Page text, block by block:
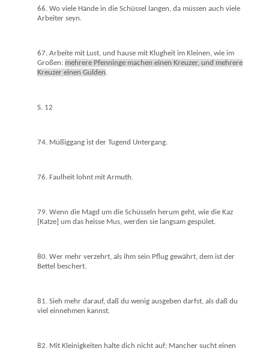
66. Wo viele Hände in die Schüssel langen, da müssen auch viele
Arbeiter seyn.
67. Arbeite mit Lust, und hause mit Klugheit im Kleinen, wie im
Großen: mehrere Pfenninge machen einen Kreuzer, und mehrere
Kreuzer einen Gulden.
S. 12
74. Müßiggang ist der Tugend Untergang.
76. Faulheit lohnt mit Armuth.
79. Wenn die Magd um die Schüsseln herum geht, wie die Kaz
[Katze] um das heisse Mus, werden sie langsam gespület.
80. Wer mehr verzehrt, als ihm sein Pflug gewährt, dem ist der
Bettel beschert.
81. Sieh mehr darauf, daß du wenig ausgeben darfst, als daß du
viel einnehmen kannst.
82. Mit Kleinigkeiten halte dich nicht auf; Mancher sucht einen